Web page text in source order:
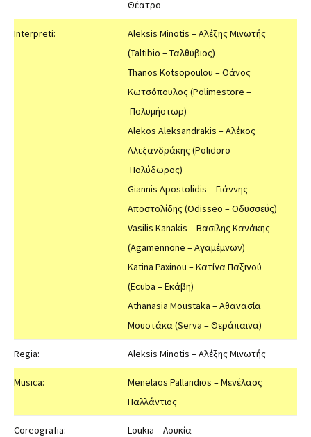
Θέατρο
Interpreti:
Aleksis Minotis – Αλέξης Μινωτής
(Taltibio – Ταλθύβιος)
Thanos Kotsopoulou – Θάνος
Κωτσόπουλος (Polimestore –
Πολυμήστωρ)
Alekos Aleksandrakis – Αλέκος
Αλεξανδράκης (Polidoro –
Πολύδωρος)
Giannis Apostolidis – Γιάννης
Αποστολίδης (Odisseo – Οδυσσεύς)
Vasilis Kanakis – Βασίλης Κανάκης
(Agamennone – Αγαμέμνων)
Katina Paxinou – Κατίνα Παξινού
(Ecuba – Εκάβη)
Αthanasia Moustaka – Αθανασία
Μουστάκα (Serva – Θεράπαινα)
Regia: Aleksis Minotis – Αλέξης Μινωτής
Musica:
Menelaos Pallandios – Μενέλαος
Παλλάντιος
Coreografia: Loukia – Λουκία